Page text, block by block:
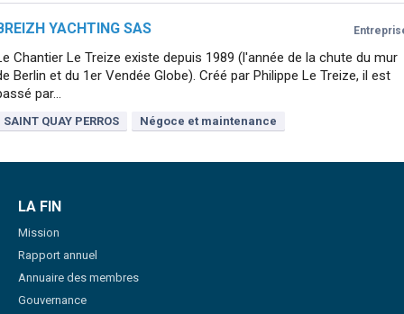
YACHTING SAS
Chantier Le Treize existe depuis 1989 (l'année de la chute du mur
Berlin et du 1er Vendée Globe). Créé par Philippe Le Treize, il est
par...
SAINT QUAY PERROS Négoce et maintenance
LA FIN
Mission
Rapport annuel
Annuaire des membres
Gouvernance